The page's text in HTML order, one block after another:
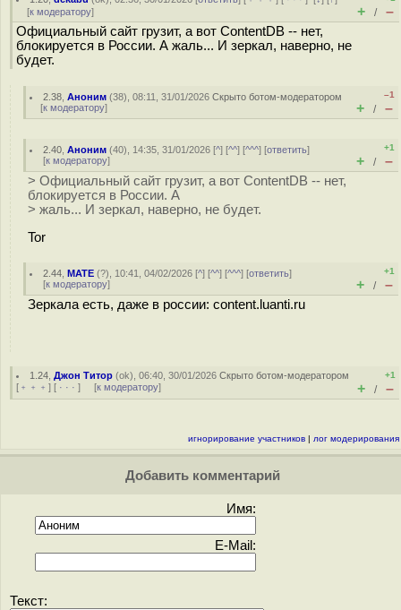
[к модератору] + / –
Официальный сайт грузит, а вот ContentDB -- нет,
блокируется в России. А жаль... И зеркал, наверно, не
будет.
2.38 ,Аноним (38), 08:11, 31/01/2026Скрыто ботом-модератором
[к модератору]
–1
+ / –
2.40 ,Аноним (40), 14:35, 31/01/2026 [^] [^^] [^^^] [ответить]
[к модератору]
+1
+ / –
> Официальный сайт грузит, а вот ContentDB -- нет,
блокируется в России. А
> жаль... И зеркал, наверно, не будет.
Tor
2.44 ,MATE (?), 10:41, 04/02/2026 [^] [^^] [^^^] [ответить]
[к модератору]
+1
+ / –
Зеркала есть, даже в россии: content.luanti.ru
1.24 ,Джон Титор (ok), 06:40, 30/01/2026Скрыто ботом-модератором
[ ﹢﹢﹢ ] [ · · · ] [к модератору]
+1
+ / –
игнорирование участников | лог модерирования
Добавить комментарий
Имя:
E-Mail:
Текст: